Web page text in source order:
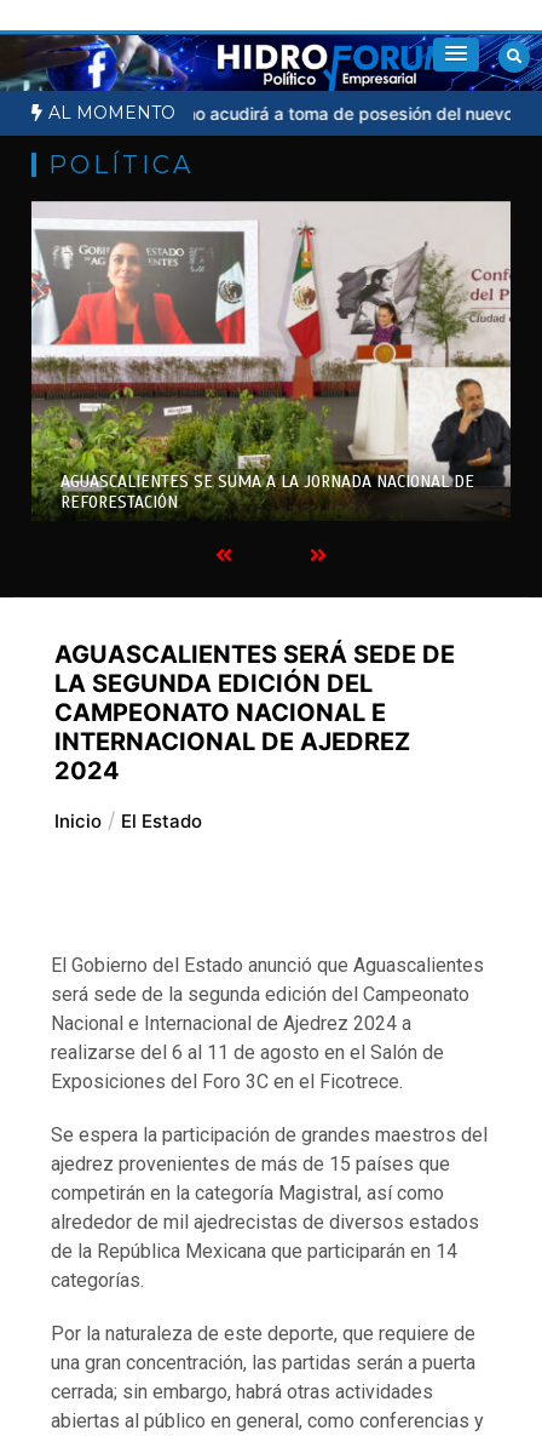
al
contenido
AL MOMENTO
Sheinbaum no acudirá a toma de posesión del nuevo
POLÍTICA
AGUASCALIENTES SE SUMA A LA JORNADA NACIONAL DE
REFORESTACIÓN
AGUASCALIENTES SERÁ SEDE DE
LA SEGUNDA EDICIÓN DEL
CAMPEONATO NACIONAL E
INTERNACIONAL DE AJEDREZ
2024
Inicio El Estado
El Gobierno del Estado anunció que Aguascalientes
será sede de la segunda edición del Campeonato
Nacional e Internacional de Ajedrez 2024 a
realizarse del 6 al 11 de agosto en el Salón de
Exposiciones del Foro 3C en el Ficotrece.
Se espera la participación de grandes maestros del
ajedrez provenientes de más de 15 países que
competirán en la categoría Magistral, así como
alrededor de mil ajedrecistas de diversos estados
de la República Mexicana que participarán en 14
categorías.
Por la naturaleza de este deporte, que requiere de
una gran concentración, las partidas serán a puerta
cerrada; sin embargo, habrá otras actividades
abiertas al público en general, como conferencias y